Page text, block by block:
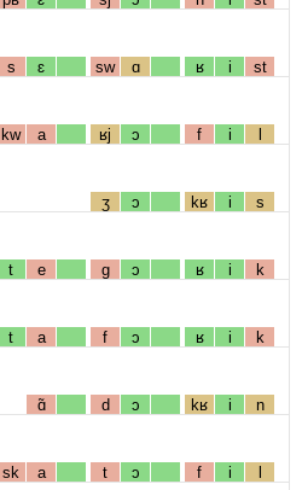
s ɛ sw ɑ ʁ i st
kw a ʁj ɔ f i l
ʒ ɔ kʁ i s
t e g ɔ ʁ i k
t a f ɔ ʁ i k
ɑ̃ d ɔ kʁ i n
sk a t ɔ f i l